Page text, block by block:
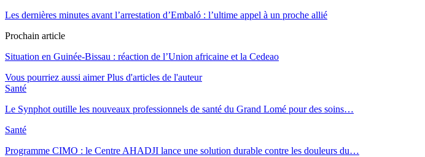
Les dernières minutes avant l’arrestation d’Embaló : l’ultime appel à un proche allié
Prochain article
Situation en Guinée-Bissau : réaction de l’Union africaine et la Cedeao
Vous pourriez aussi aimer Plus d'articles de l'auteur
Santé
Le Synphot outille les nouveaux professionnels de santé du Grand Lomé pour des soins…
Santé
Programme CIMO : le Centre AHADJI lance une solution durable contre les douleurs du…